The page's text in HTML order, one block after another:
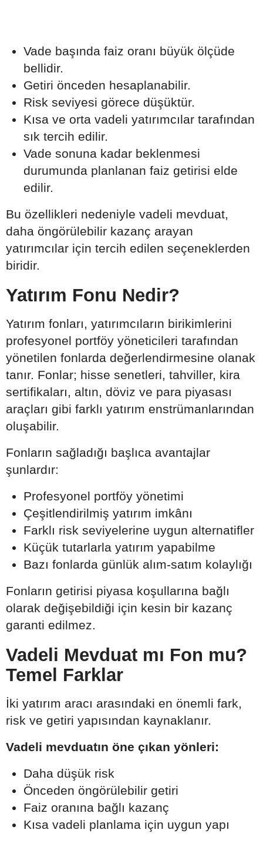
Vade başında faiz oranı büyük ölçüde
bellidir.
Getiri önceden hesaplanabilir.
Risk seviyesi görece düşüktür.
Kısa ve orta vadeli yatırımcılar tarafından
sık tercih edilir.
Vade sonuna kadar beklenmesi
durumunda planlanan faiz getirisi elde
edilir.
Bu özellikleri nedeniyle vadeli mevduat,
daha öngörülebilir kazanç arayan
yatırımcılar için tercih edilen seçeneklerden
biridir.
Yatırım Fonu Nedir?
Yatırım fonları, yatırımcıların birikimlerini
profesyonel portföy yöneticileri tarafından
yönetilen fonlarda değerlendirmesine olanak
tanır. Fonlar; hisse senetleri, tahviller, kira
sertifikaları, altın, döviz ve para piyasası
araçları gibi farklı yatırım enstrümanlarından
oluşabilir.
Fonların sağladığı başlıca avantajlar
şunlardır:
Profesyonel portföy yönetimi
Çeşitlendirilmiş yatırım imkânı
Farklı risk seviyelerine uygun alternatifler
Küçük tutarlarla yatırım yapabilme
Bazı fonlarda günlük alım-satım kolaylığı
Fonların getirisi piyasa koşullarına bağlı
olarak değişebildiği için kesin bir kazanç
garanti edilmez.
Vadeli Mevduat mı Fon mu?
Temel Farklar
İki yatırım aracı arasındaki en önemli fark,
risk ve getiri yapısından kaynaklanır.
Vadeli mevduatın öne çıkan yönleri:
Daha düşük risk
Önceden öngörülebilir getiri
Faiz oranına bağlı kazanç
Kısa vadeli planlama için uygun yapı